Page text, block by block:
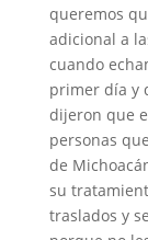
queremos
adicional a
cuando
primer día y
dijeron que
personas
de
su
traslados y